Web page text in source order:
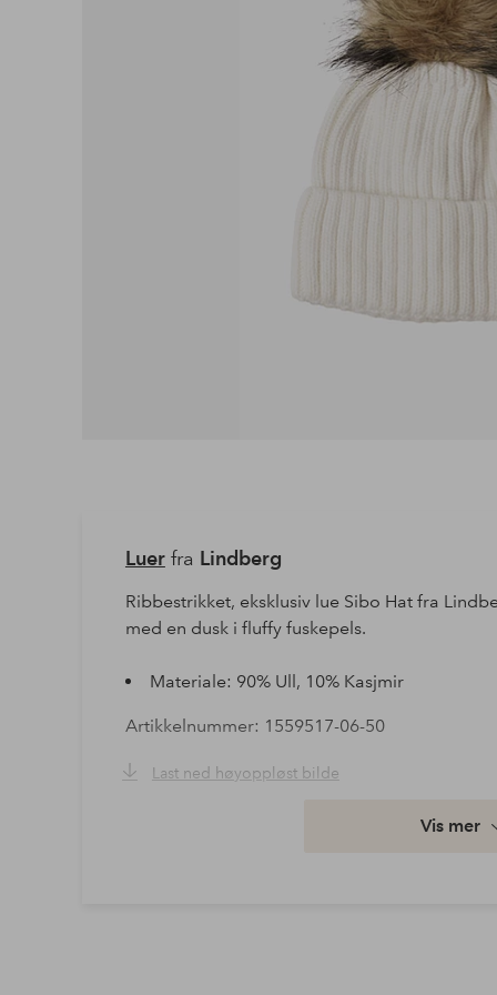
Luerfra Lindberg
Ribbestrikket, eksklusiv lue Sibo Hat fra
med en dusk i fluffy fuskepels.
Materiale: 90% Ull, 10% Kasjmir
Artikkelnummer: 1559517-06-50
Last ned høyoppløst bilde
Vis mer